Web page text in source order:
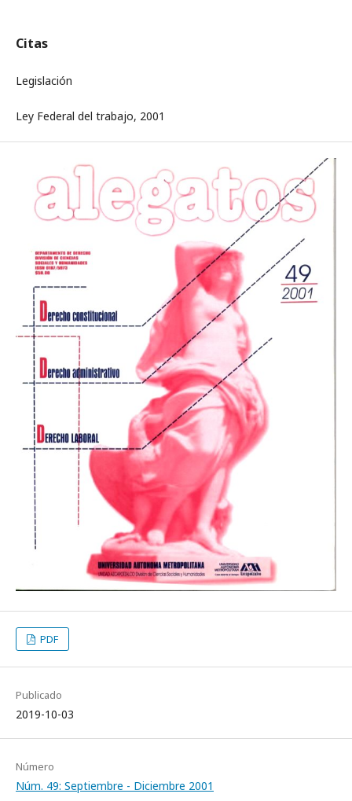
Citas
Legislación
Ley Federal del trabajo, 2001
PDF
Publicado
2019-10-03
Número
Núm. 49: Septiembre - Diciembre 2001